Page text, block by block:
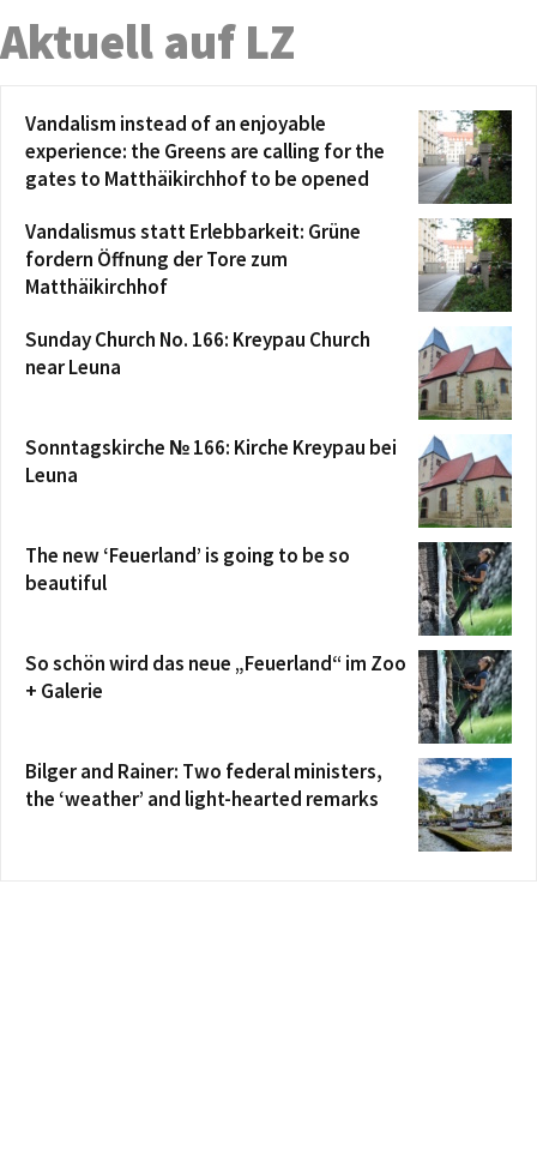
Aktuell auf LZ
Vandalism instead of an enjoyable
experience: the Greens are calling for the
gates to Matthäikirchhof to be opened
Vandalismus statt Erlebbarkeit: Grüne
fordern Öffnung der Tore zum
Matthäikirchhof
Sunday Church No. 166: Kreypau Church
near Leuna
Sonntagskirche № 166: Kirche Kreypau bei
Leuna
The new ‘Feuerland’ is going to be so
beautiful
So schön wird das neue „Feuerland“ im Zoo
+ Galerie
Bilger and Rainer: Two federal ministers,
the ‘weather’ and light-hearted remarks